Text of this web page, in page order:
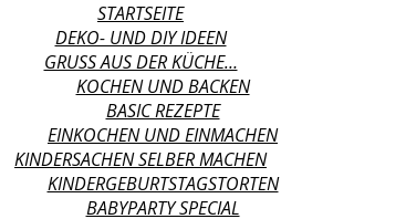
STARTSEITE
DEKO- UND DIY IDEEN
GRUSS AUS DER KÜCHE…
KOCHEN UND BACKEN
BASIC REZEPTE
EINKOCHEN UND EINMACHEN
KINDERSACHEN SELBER MACHEN
KINDERGEBURTSTAGSTORTEN
BABYPARTY SPECIAL